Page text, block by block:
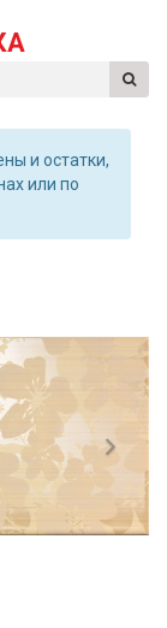
и остатки,
или по